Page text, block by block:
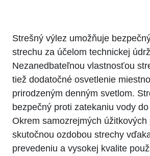
Strešný výlez umožňuje
strechu za účelom technickej
Nezanedbateľnou vlastnosťou
tiež dodatočné osvetlenie
prirodzeným denným svetlom.
bezpečný proti zatekaniu vody
Okrem samozrejmých
skutočnou ozdobou strechy
prevedeniu a vysokej kvalite